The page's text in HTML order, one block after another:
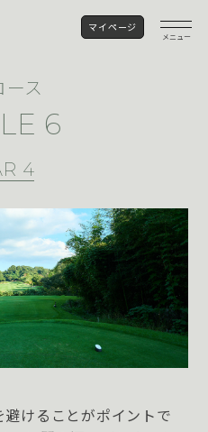
メニュー
マイページ
ース
6
4
けることがポイントで